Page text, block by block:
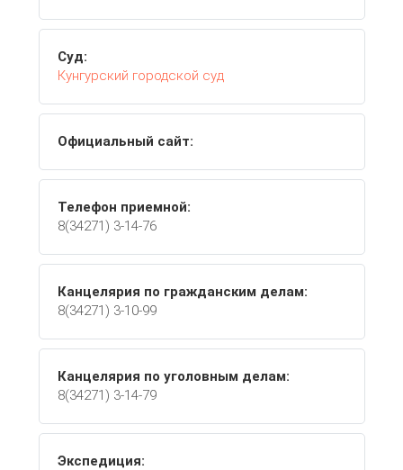
Суд:
Кунгурский городской суд
Официальный сайт:
Телефон приемной:
8(34271) 3-14-76
Канцелярия по гражданским делам:
8(34271) 3-10-99
Канцелярия по уголовным делам:
8(34271) 3-14-79
Экспедиция: